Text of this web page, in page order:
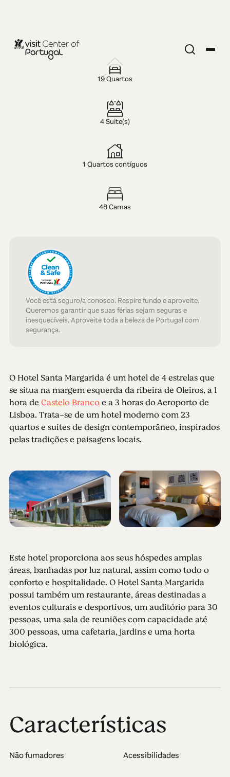
HOTEL — 4 ESTRELAS
Hotel Santa
Margarida
19 Quartos
4 Suite(s)
1 Quartos contíguos
48 Camas
Você está seguro/a conosco. Respire fundo e aproveite.
Queremos garantir que suas férias sejam seguras e
inesquecíveis. Aproveite toda a beleza de Portugal com
segurança.
O Hotel Santa Margarida é um hotel de 4 estrelas que
se situa na margem esquerda da ribeira de Oleiros, a 1
hora de Castelo Brancoe a 3 horas do Aeroporto de
Lisboa. Trata-se de um hotel moderno com 23
quartos e suites de design contemporâneo, inspirados
pelas tradições e paisagens locais.
Este hotel proporciona aos seus hóspedes amplas
áreas, banhadas por luz natural, assim como todo o
conforto e hospitalidade. O Hotel Santa Margarida
possui também um restaurante, áreas destinadas a
eventos culturais e desportivos, um auditório para 30
pessoas, uma sala de reuniões com capacidade até
300 pessoas, uma cafetaria, jardins e uma horta
biológica.
Características
Não fumadores Acessibilidades